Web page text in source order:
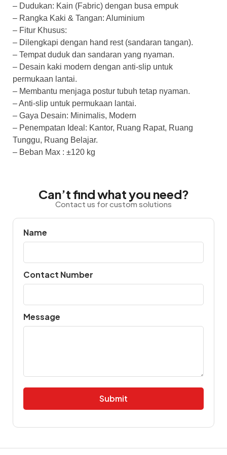
– Dudukan: Kain (Fabric) dengan busa empuk
– Rangka Kaki & Tangan: Aluminium
– Fitur Khusus:
– Dilengkapi dengan hand rest (sandaran tangan).
– Tempat duduk dan sandaran yang nyaman.
– Desain kaki modern dengan anti-slip untuk
permukaan lantai.
– Membantu menjaga postur tubuh tetap nyaman.
– Anti-slip untuk permukaan lantai.
– Gaya Desain: Minimalis, Modern
– Penempatan Ideal: Kantor, Ruang Rapat, Ruang
Tunggu, Ruang Belajar.
– Beban Max : ±120 kg
Can’t find what you need?
Contact us for custom solutions
Name
Contact Number
Message